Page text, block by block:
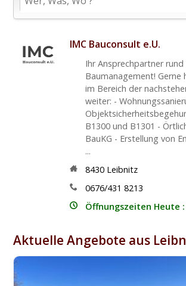
IMC Bauconsult e.U.
Ihr Ansprechpartner rund
Baumanagement! Gerne
im Bereich der
weiter: -
B1300 und B1301 -
BauKG - Erstellung von
...
8430 Leibnitz
0676/431 8213
Öffnungszeiten Heute :
Aktuelle Angebote aus